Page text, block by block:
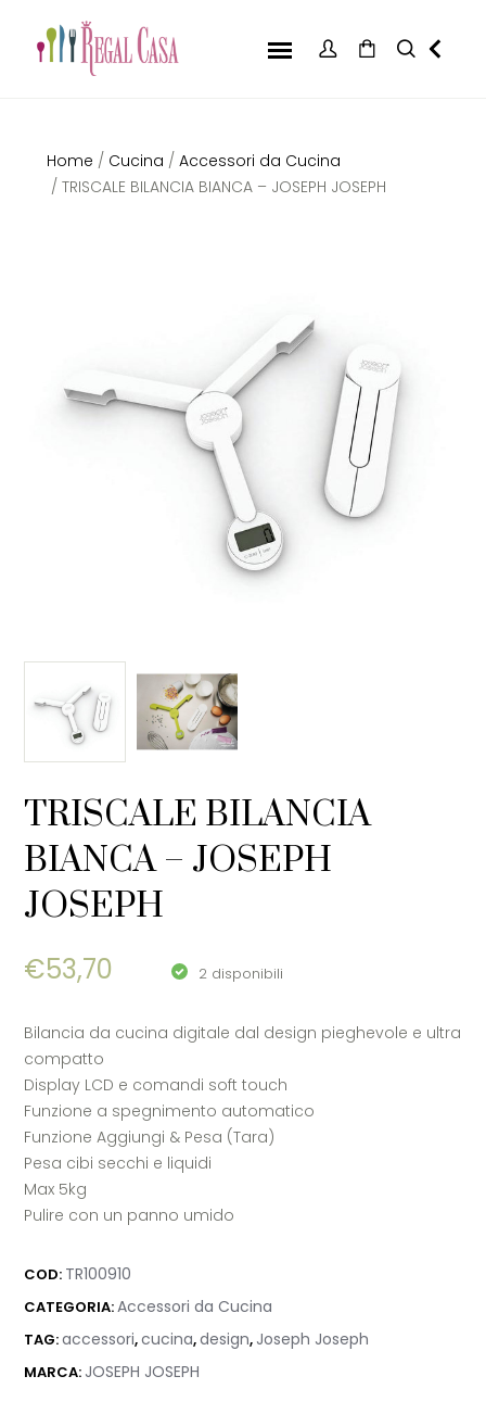
Home / Cucina / Accessori da Cucina
/ TRISCALE BILANCIA BIANCA – JOSEPH JOSEPH
TRISCALE BILANCIA
BIANCA – JOSEPH
JOSEPH
€53,70 2 disponibili
Bilancia da cucina digitale dal design pieghevole e ultra
compatto
Display LCD e comandi soft touch
Funzione a spegnimento automatico
Funzione Aggiungi & Pesa (Tara)
Pesa cibi secchi e liquidi
Max 5kg
Pulire con un panno umido
COD: TR100910
CATEGORIA:Accessori da Cucina
TAG:accessori,cucina,design, Joseph Joseph
MARCA: JOSEPH JOSEPH